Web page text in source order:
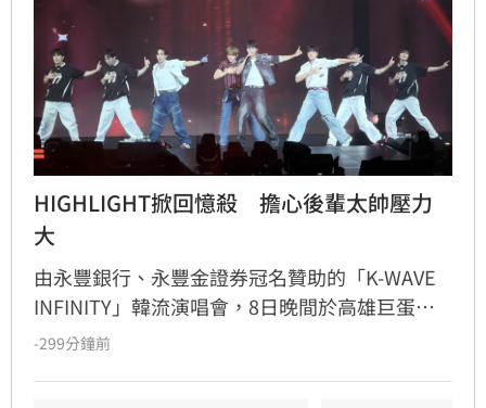
HIGHLIGHT掀回憶殺　擔心後輩太帥壓力
大
由永豐銀行、永豐金證券冠名贊助的「K-WAVE
INFINITY」韓流演唱會，8日晚間於高雄巨蛋熱
力開唱，集結NEWBEAT、FLARE U、CRAVITY、
-299分鐘前